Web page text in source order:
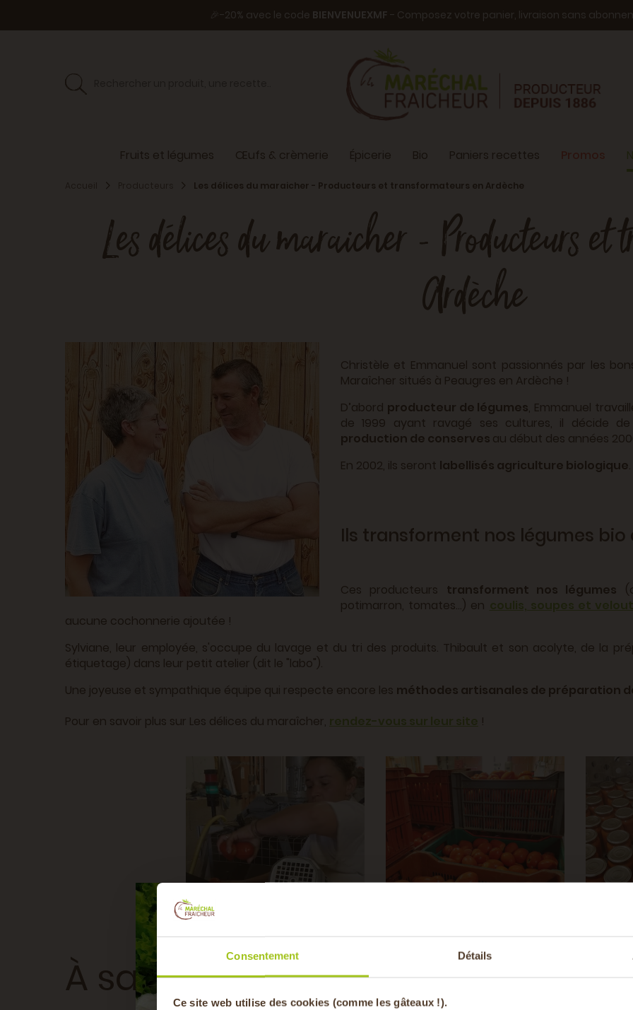
Consentement Détails
Ce site web utilise des cookies (comme les gâteaux !).
🎉-20% avec le code BIENVENUEXMF - Composez votre panier, livraison sans
Fruits et légumes Œufs & crèmerie Épicerie Bio Paniers recettes
Les délices du maraicher - Producteurs et transformateurs en Ardèche
Les délices du maraicher - Producteurs et
Ardèche
Christèle et Emmanuel sont passionnés par les
Maraîcher situés à Peaugres en Ardèche !
D’abord producteur de légumes, Emmanuel
de 1999 ayant ravagé ses cultures, il décide
production de conserves au début des années
En 2002, ils seront labellisés agriculture biologique.
Ils transforment nos légumes bio
Ces producteurs transforment nos légumes
potimarron, tomates…) en coulis, soupes et
aucune cochonnerie ajoutée !
Sylviane, leur employée, s'occupe du lavage et du tri des produits. Thibault et son acolyte, de la
étiquetage) dans leur petit atelier (dit le "labo").
Une joyeuse et sympathique équipe qui respecte encore les méthodes artisanales de préparation
Pour en savoir plus sur Les délices du maraîcher, rendez-vous sur leur site !
À savourer
-20%